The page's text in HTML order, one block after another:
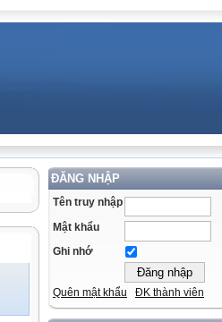
ĐĂNG NHẬP
Tên truy nhập
Mật khẩu
Ghi nhớ
Quên mật khẩu ĐK thành viên